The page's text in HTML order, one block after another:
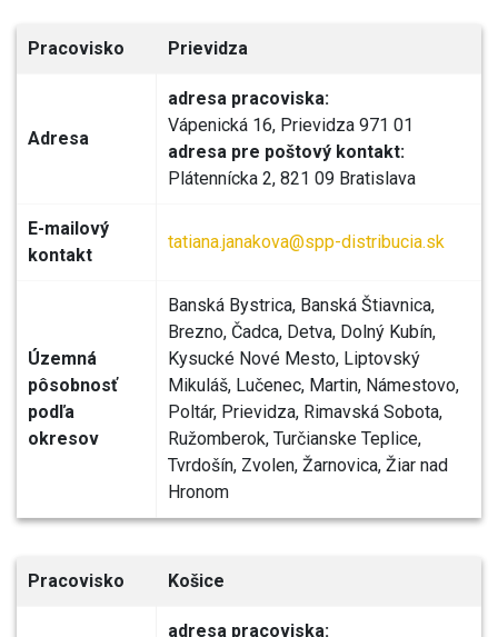
Pracovisko Prievidza
Adresa
adresa pracoviska:
Vápenická 16, Prievidza 971 01
adresa pre poštový kontakt:
Plátennícka 2, 821 09 Bratislava
E-mailový
kontakt
tatiana.janakova@spp-distribucia.sk
Územná
pôsobnosť
podľa
okresov
Banská Bystrica, Banská Štiavnica,
Brezno, Čadca, Detva, Dolný Kubín,
Kysucké Nové Mesto, Liptovský
Mikuláš, Lučenec, Martin, Námestovo,
Poltár, Prievidza, Rimavská Sobota,
Ružomberok, Turčianske Teplice,
Tvrdošín, Zvolen, Žarnovica, Žiar nad
Hronom
Pracovisko Košice
adresa pracoviska: